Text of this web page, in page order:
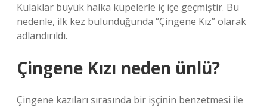
Kulaklar büyük halka küpelerle iç içe geçmiştir. Bu
nedenle, ilk kez bulunduğunda “Çingene Kız” olarak
adlandırıldı.
Çingene Kızı neden ünlü?
Çingene kazıları sırasında bir işçinin benzetmesi ile